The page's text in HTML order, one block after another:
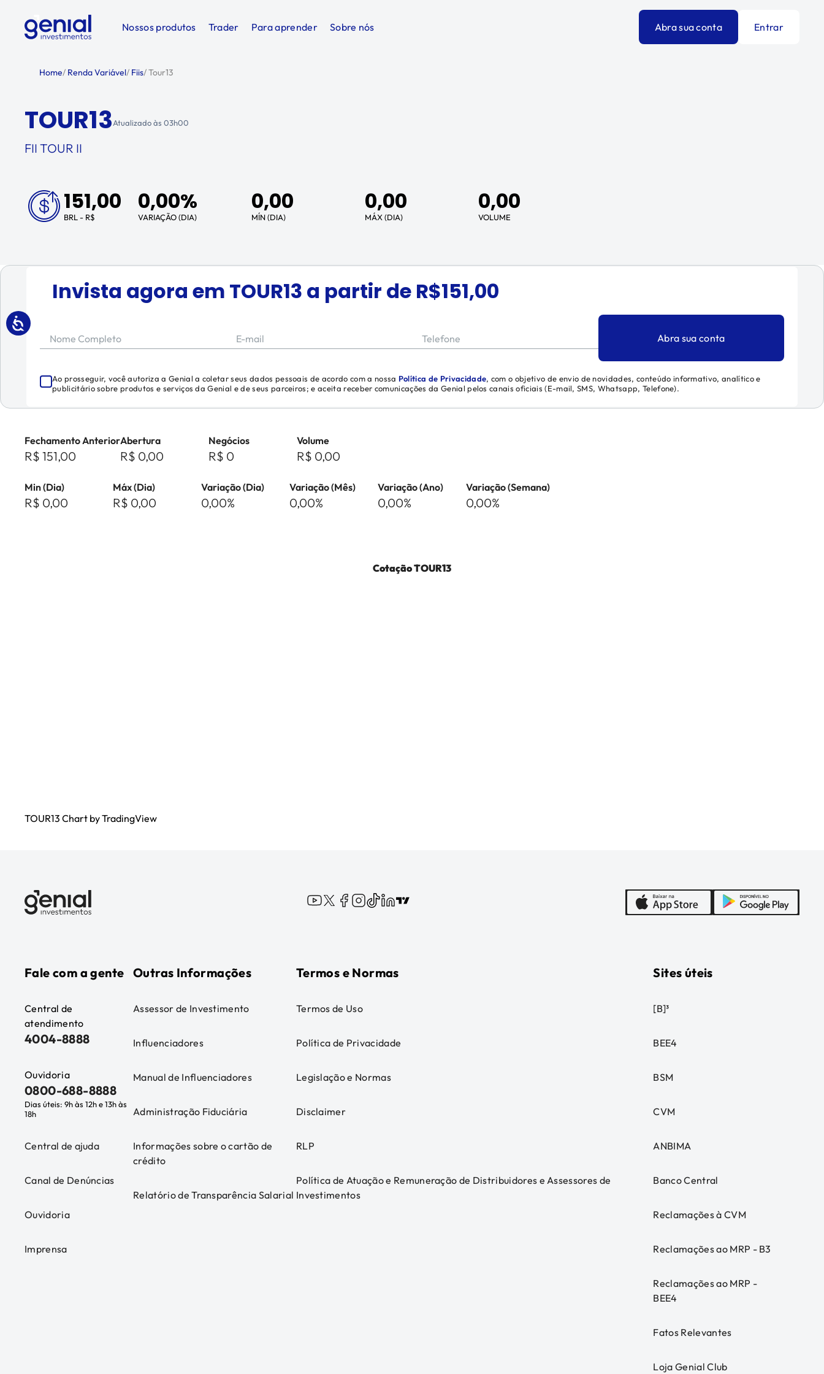
Nossos produtos Trader Para aprender Sobre nós Abra sua conta Entrar
Home/ Renda Variável/ Fiis/Tour13
TOUR13Atualizado às 03h00
FII TOUR II
151,00
BRL - R$
0,00%
VARIAÇÃO (DIA)
0,00
MÍN (DIA)
0,00
MÁX (DIA)
0,00
VOLUME
Invista agora em TOUR13 a partir de R$151,00
Nome Completo E-mail Telefone Abra sua conta
Ao prosseguir, você autoriza a Genial a coletar seus dados pessoais de acordo com a nossa Política de Privacidade, com o objetivo de envio de novidades, conteúdo informativo, analítico e
publicitário sobre produtos e serviços da Genial e de seus parceiros; e aceita receber comunicações da Genial pelos canais oficiais (E-mail, SMS, Whatsapp, Telefone).
Fechamento Anterior
R$ 151,00
Abertura
R$ 0,00
Negócios
R$ 0
Volume
R$ 0,00
Min (Dia)
R$ 0,00
Máx (Dia)
R$ 0,00
Variação (Dia)
0,00%
Variação (Mês)
0,00%
Variação (Ano)
0,00%
Variação (Semana)
0,00%
CotaçãoTOUR13
TOUR13 Chart by TradingView
Fale com a gente
Central de
atendimento
4004-8888
Ouvidoria
0800-688-8888
Dias úteis: 9h às 12h e 13h às
18h
Central de ajuda
Canal de Denúncias
Ouvidoria
Imprensa
Outras Informações
Assessor de Investimento
Influenciadores
Manual de Influenciadores
Administração Fiduciária
Informações sobre o cartão de
crédito
Relatório de Transparência Salarial
Termos e Normas
Termos de Uso
Política de Privacidade
Legislação e Normas
Disclaimer
RLP
Política de Atuação e Remuneração de Distribuidores e Assessores de
Investimentos
Sites úteis
[B]³
BEE4
BSM
CVM
ANBIMA
Banco Central
Reclamações à CVM
Reclamações ao MRP - B3
Reclamações ao MRP -
BEE4
Fatos Relevantes
Loja Genial Club